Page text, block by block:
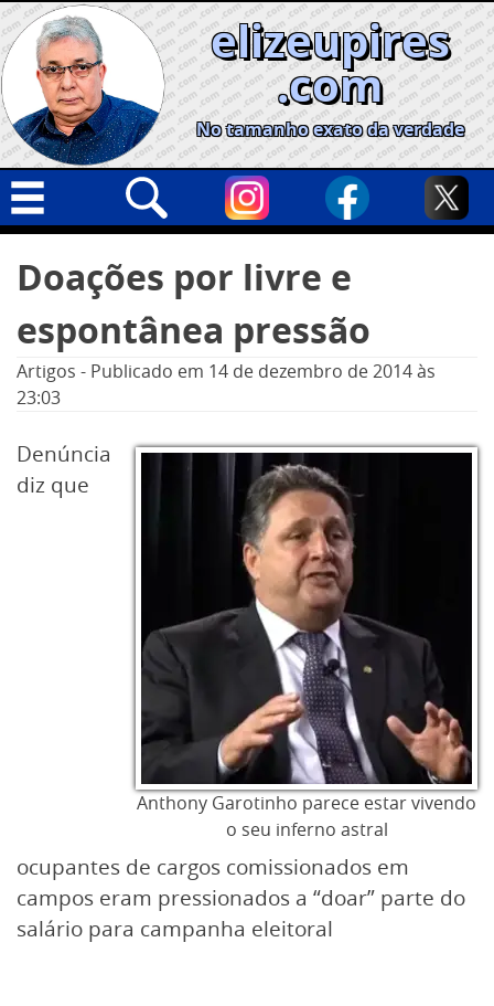
Skip
to
content
elizeupires
.com
No tamanho exato da verdade
Geral
Cidades
Política
Nacional
Opinião
Informe especial
por:
Doações por livre e
espontânea pressão
Artigos - Publicado em 14 de dezembro de 2014às
23:03
Anthony Garotinho parece estar vivendo
o seu inferno astral
Denúncia
diz que
ocupantes de cargos comissionados em
campos eram pressionados a “doar” parte do
salário para campanha eleitoral